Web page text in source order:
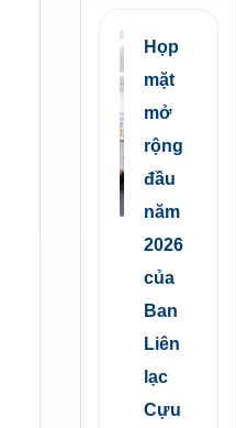
Họp
mặt
mở
rộng
đầu
năm
2026
của
Ban
Liên
lạc
Cựu